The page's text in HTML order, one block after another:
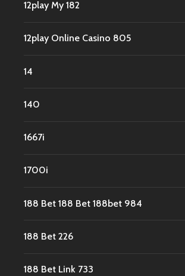
12play My 182
12play Online Casino 805
14
140
1667i
1700i
188 Bet 188 Bet 188bet 984
188 Bet 226
188 Bet Link 733